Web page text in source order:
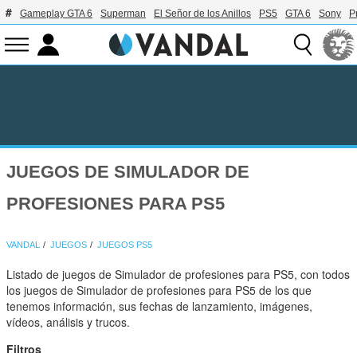
Gameplay GTA 6 Superman El Señor de los Anillos PS5 GTA 6 Sony
JUEGOS DE SIMULADOR DE
PROFESIONES PARA PS5
VANDAL JUEGOS JUEGOS PS5
Listado de juegos de Simulador de profesiones para PS5, con todos
los juegos de Simulador de profesiones para PS5 de los que
tenemos información, sus fechas de lanzamiento, imágenes,
vídeos, análisis y trucos.
Filtros